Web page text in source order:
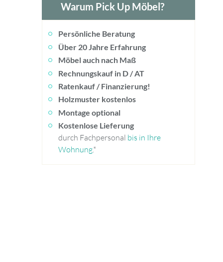
Warum Pick Up Möbel?
Persönliche Beratung
Über 20 Jahre Erfahrung
Möbel auch nach Maß
Rechnungskauf in D / AT
Ratenkauf / Finanzierung!
Holzmuster kostenlos
Montage optional
Kostenlose Lieferung
durch Fachpersonal bis in Ihre
Wohnung.*